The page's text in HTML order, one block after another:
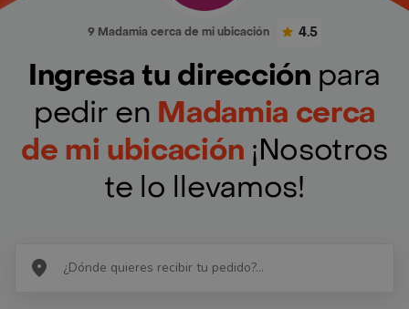
9 Madamia cerca de mi ubicación 4.5
Ingresa tu dirección para
pedir en Madamia cerca
de mi ubicación ¡Nosotros
te lo llevamos!